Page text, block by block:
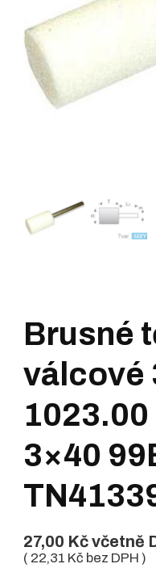
Brusné
válcové
3×40
27,00 Kčvčetně
( 22,31 Kč bez DPH )